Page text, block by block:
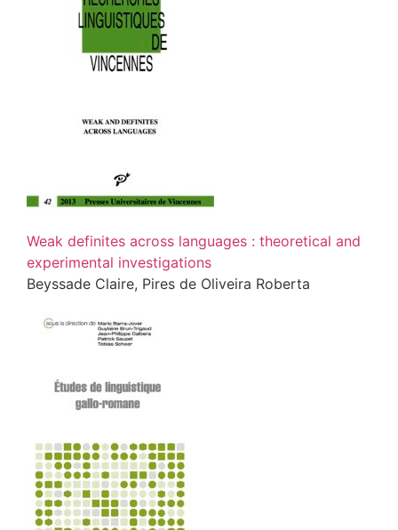
Weak definites across languages : theoretical and
experimental investigations
Beyssade Claire, Pires de Oliveira Roberta